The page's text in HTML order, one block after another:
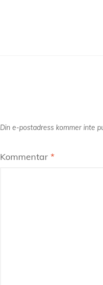
Din e-postadress kommer inte
Kommentar *